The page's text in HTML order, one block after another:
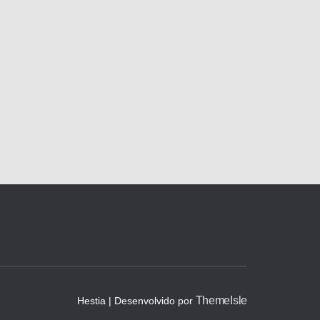
Hestia | Desenvolvido por ThemeIsle